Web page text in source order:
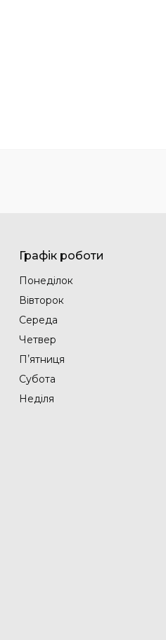
Графік роботи
Понеділок
Вівторок
Середа
Четвер
Пʼятниця
Субота
Неділя